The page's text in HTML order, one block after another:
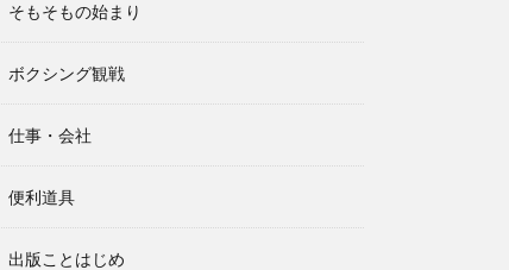
そもそもの始まり
ボクシング観戦
仕事・会社
便利道具
出版ことはじめ